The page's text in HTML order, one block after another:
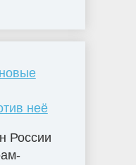
неё
России